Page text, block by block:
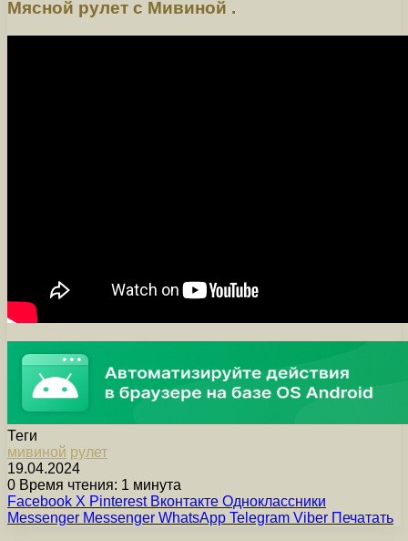
Мясной рулет с Мивиной .
Теги
мивиной рулет
19.04.2024
0 Время чтения: 1 минута
Facebook X Pinterest Вконтакте Одноклассники
Messenger Messenger WhatsApp Telegram Viber Печатать